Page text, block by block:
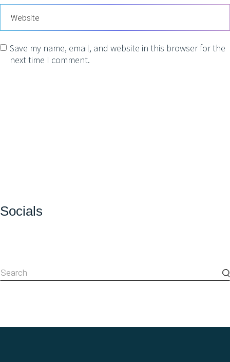
Save my name, email, and website in this browser for the
next time I comment.
Socials